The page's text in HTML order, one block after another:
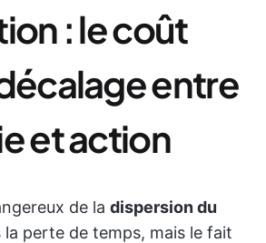
: le coût
entre
et action
de la dispersion du
la perte de temps, mais le fait